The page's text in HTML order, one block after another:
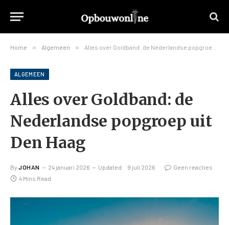
Home » Algemeen » Alles over Goldband: de Nederlandse popgroep uit Den Haag
ALGEMEEN
Alles over Goldband: de
Nederlandse popgroep uit
Den Haag
By JOHAN 24 januari 2026 Updated: 9 juli 2026
Geen reacties
4 Mins Read